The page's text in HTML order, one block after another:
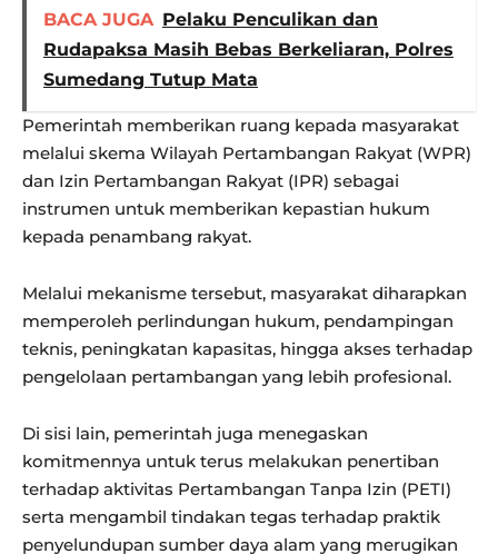
BACA JUGA Pelaku Penculikan dan
Rudapaksa Masih Bebas Berkeliaran, Polres
Sumedang Tutup Mata
Pemerintah memberikan ruang kepada masyarakat
melalui skema Wilayah Pertambangan Rakyat (WPR)
dan Izin Pertambangan Rakyat (IPR) sebagai
instrumen untuk memberikan kepastian hukum
kepada penambang rakyat.
Melalui mekanisme tersebut, masyarakat diharapkan
memperoleh perlindungan hukum, pendampingan
teknis, peningkatan kapasitas, hingga akses terhadap
pengelolaan pertambangan yang lebih profesional.
Di sisi lain, pemerintah juga menegaskan
komitmennya untuk terus melakukan penertiban
terhadap aktivitas Pertambangan Tanpa Izin (PETI)
serta mengambil tindakan tegas terhadap praktik
penyelundupan sumber daya alam yang merugikan